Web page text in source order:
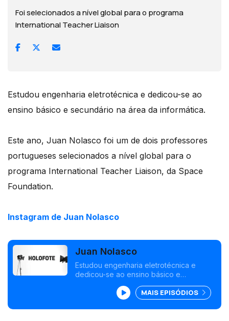
Foi selecionados a nível global para o programa
International Teacher Liaison
Estudou engenharia eletrotécnica e dedicou-se ao
ensino básico e secundário na área da informática.
Este ano, Juan Nolasco foi um de dois professores
portugueses selecionados a nível global para o
programa International Teacher Liaison, da Space
Foundation.
Instagram de Juan Nolasco
Juan Nolasco
Estudou engenharia eletrotécnica e
dedicou-se ao ensino básico e
ano, Juan Nolasco foi um dos
professores portugueses selecionados
para o programa International Teacher
MAIS EPISÓDIOS